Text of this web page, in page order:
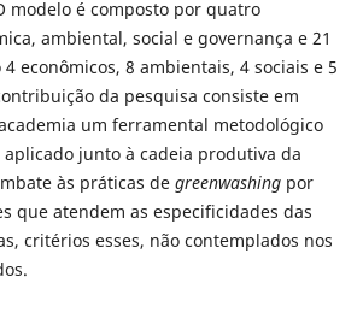
modelo é composto por quatro
ambiental, social e governança e 21
econômicos, 8 ambientais, 4 sociais e 5
da pesquisa consiste em
um ferramental metodológico
junto à cadeia produtiva da
às práticas de greenwashingpor
que atendem as especificidades das
critérios esses, não contemplados nos